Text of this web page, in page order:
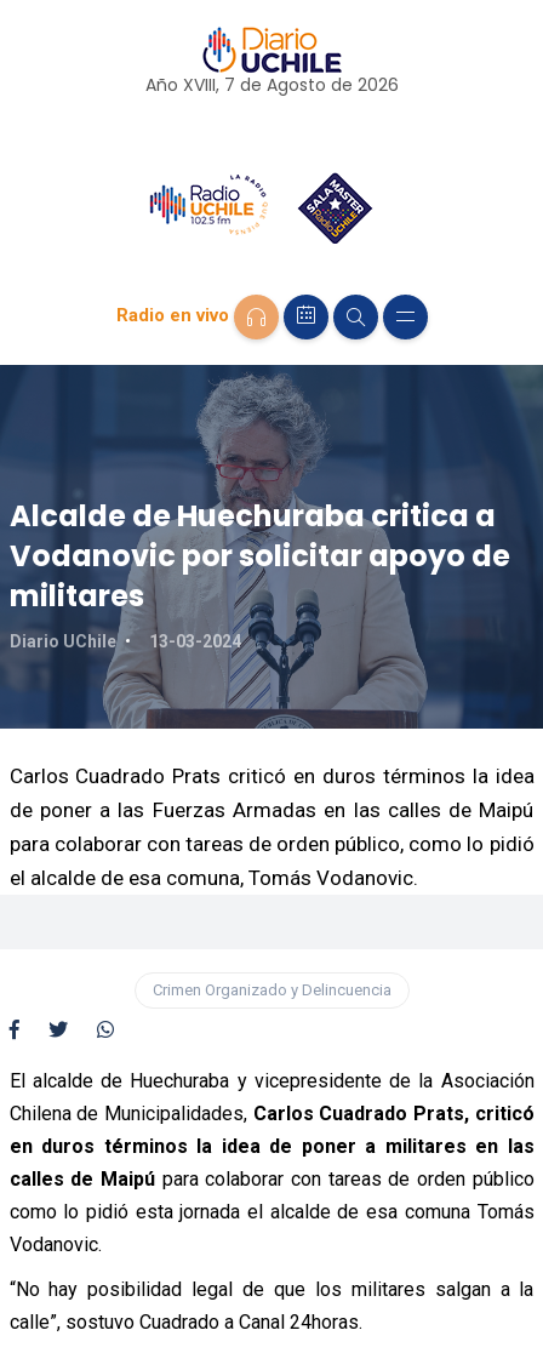
Año XVIII, 7 de Agosto de 2026
Radio en vivo
Alcalde de Huechuraba critica a
Vodanovic por solicitar apoyo de
militares
Diario UChile 13-03-2024
Carlos Cuadrado Prats criticó en duros términos la idea
de poner a las Fuerzas Armadas en las calles de Maipú
para colaborar con tareas de orden público, como lo pidió
el alcalde de esa comuna, Tomás Vodanovic.
Crimen Organizado y Delincuencia
El alcalde de Huechuraba y vicepresidente de la Asociación
Chilena de Municipalidades, Carlos Cuadrado Prats, criticó
en duros términos la idea de poner a militares en las
calles de Maipúpara colaborar con tareas de orden público
como lo pidió esta jornada el alcalde de esa comuna Tomás
Vodanovic.
“No hay posibilidad legal de que los militares salgan a la
calle”, sostuvo Cuadrado a Canal 24horas.